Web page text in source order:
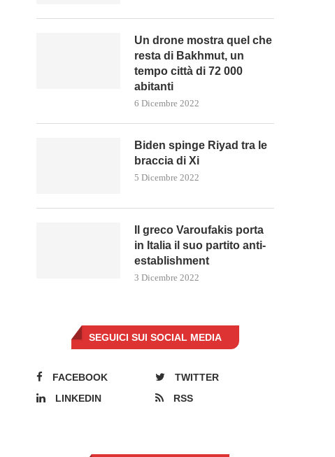
Un drone mostra quel che
resta di Bakhmut, un
tempo città di 72 000
abitanti
6 Dicembre 2022
Biden spinge Riyad tra le
braccia di Xi
5 Dicembre 2022
Il greco Varoufakis porta
in Italia il suo partito anti-
establishment
3 Dicembre 2022
SEGUICI SUI SOCIAL MEDIA
FACEBOOK
TWITTER
LINKEDIN
RSS